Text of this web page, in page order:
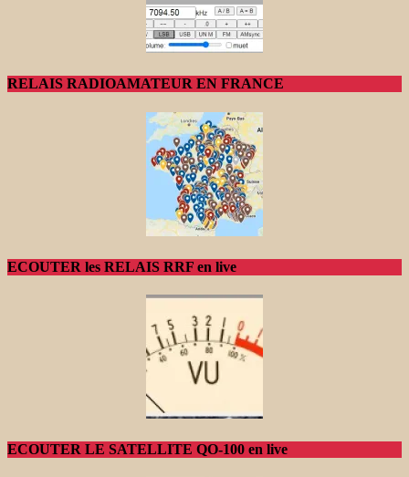
RELAIS RADIOAMATEUR EN FRANCE
ECOUTER les RELAIS RRF en live
ECOUTER LE SATELLITE QO-100 en live